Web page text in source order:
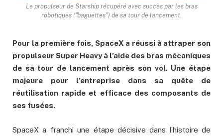
Le propulseur de Starship récupéré avec succès par les bras
robotiques ("baguettes") de sa tour de lancement.
Pour la première fois, SpaceX a réussi à attraper son
propulseur Super Heavy à l’aide des bras mécaniques
de sa tour de lancement après son vol. Une étape
majeure pour l’entreprise dans sa quête de
réutilisation rapide et efficace des composants de
ses fusées.
SpaceX a franchi une étape décisive dans l’histoire de